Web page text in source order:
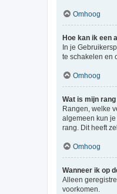
Omhoog
Hoe kan ik een
In je
te schakelen en
Omhoog
Wat is mijn
Rangen, welke
algemeen kun
rang. Dit heeft
Omhoog
Wanneer ik op
Alleen
voorkomen.